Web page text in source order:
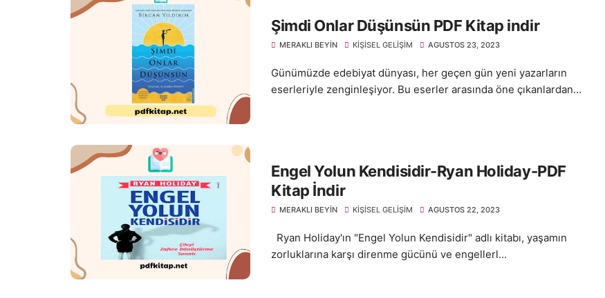
Şimdi Onlar Düşünsün PDF Kitap indir
MERAKLI BEYIN KIŞISEL GELIŞIM AGUSTOS 23, 2023
Günümüzde edebiyat dünyası, her geçen gün yeni yazarların
eserleriyle zenginleşiyor. Bu eserler arasında öne çıkanlardan...
Engel Yolun Kendisidir-Ryan Holiday-PDF
Kitap İndir
MERAKLI BEYIN KIŞISEL GELIŞIM AGUSTOS 22, 2023
Ryan Holiday'ın "Engel Yolun Kendisidir" adlı kitabı, yaşamın
zorluklarına karşı direnme gücünü ve engellerl...